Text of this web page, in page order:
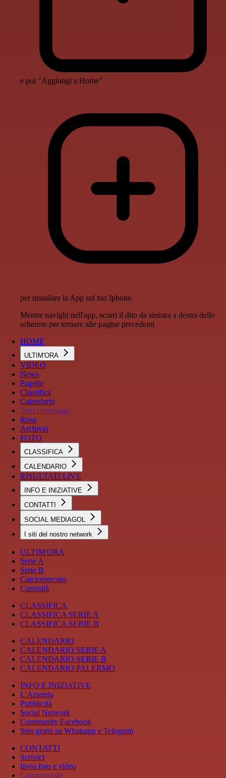
e poi "Aggiungi a Home"
per installare la App sul tuo Iphone.
Mentre navighi nell'app, scorri il dito da sinistra a destra dello
schermo per tornare alle pagine precedenti
HOME
ULTIM'ORA
VIDEO
News
Pagelle
Classifica
Calendario
Tutti i sondaggi
Rosa
Archivio
FOTO
CLASSIFICA
CALENDARIO
RISULTATI LIVE
INFO E INIZIATIVE
CONTATTI
SOCIAL MEDIAGOL
I siti del nostro network
ULTIM'ORA
Serie A
Serie B
Calciomercato
Curiosità
CLASSIFICA
CLASSIFICA SERIE A
CLASSIFICA SERIE B
CALENDARIO
CALENDARIO SERIE A
CALENDARIO SERIE B
CALENDARIO PALERMO
INFO E INIZIATIVE
L'Azienda
Pubblicità
Social Network
Community Facebook
Sms gratis su Whatsapp e Telegram
CONTATTI
Scrivici
Invia foto e video
Commerciale